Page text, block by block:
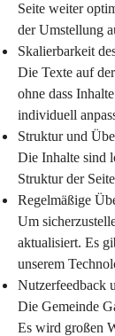
Seite weiter
der Umstellung
Skalierbarkeit
Die Texte auf
ohne dass
individuell
Struktur und
Die Inhalte sind
Struktur der
Regelmäßige
Um
aktualisiert. Es
unserem
Nutzerfeedback
Die Gemeinde
Es wird großen